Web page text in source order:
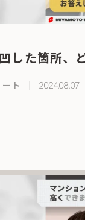
した箇所、
ト 2024.08.07